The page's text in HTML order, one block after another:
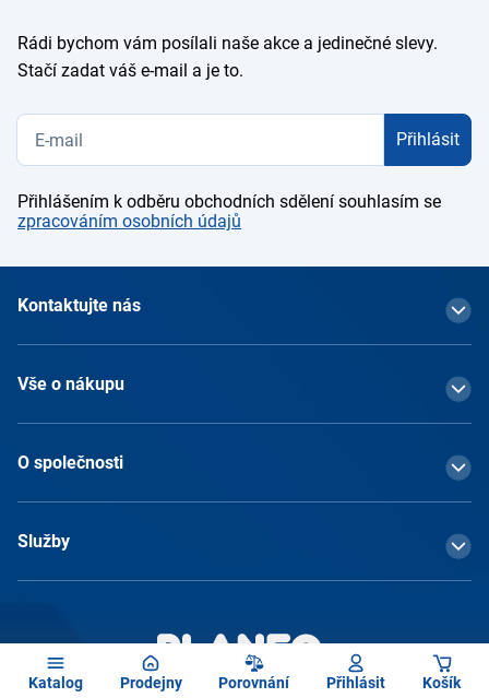
Katalog Prodejny Porovnání Přihlásit Košík
Rádi bychom vám posílali naše akce a jedinečné slevy.
Stačí zadat váš e-mail a je to.
Přihlásit
Přihlášením k odběru obchodních sdělení souhlasím se
zpracováním osobních údajů
Kontaktujte nás
Vše o nákupu
O společnosti
Služby